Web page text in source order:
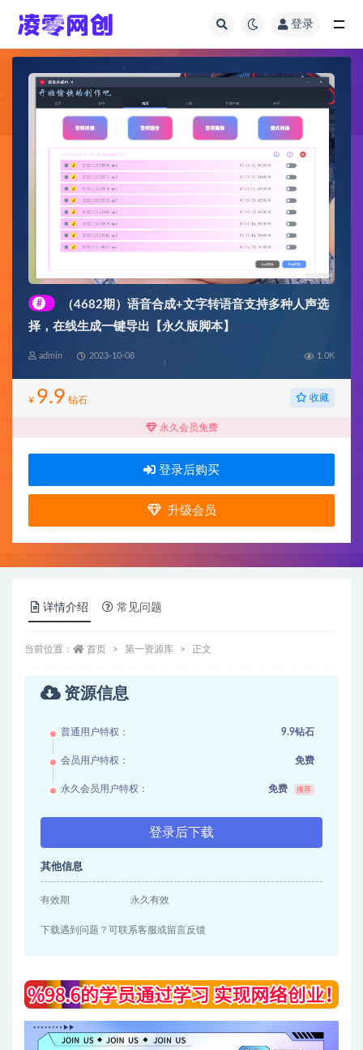
登录
#
（4682期）语音合成+文字转语音支持多种人声选
择，在线生成一键导出【永久版脚本】
admin 2023-10-08 1.0K
¥ 9.9 钻石 收藏
永久会员免费
登录后购买
升级会员
详情介绍 常见问题
当前位置： 首页 第一资源库 正文
资源信息
普通用户特权： 9.9钻石
会员用户特权： 免费
永久会员用户特权： 免费 推荐
登录后下载
其他信息
有效期 永久有效
下载遇到问题？可联系客服或留言反馈